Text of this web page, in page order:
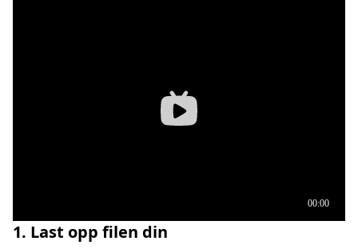
1. Last opp filen din